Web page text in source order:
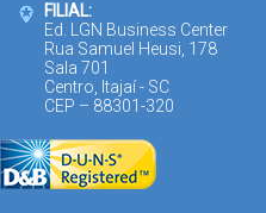
FILIAL:
Ed. LGN Business Center
Rua Samuel Heusi, 178
Sala 701
Centro, Itajaí - SC
CEP – 88301-320